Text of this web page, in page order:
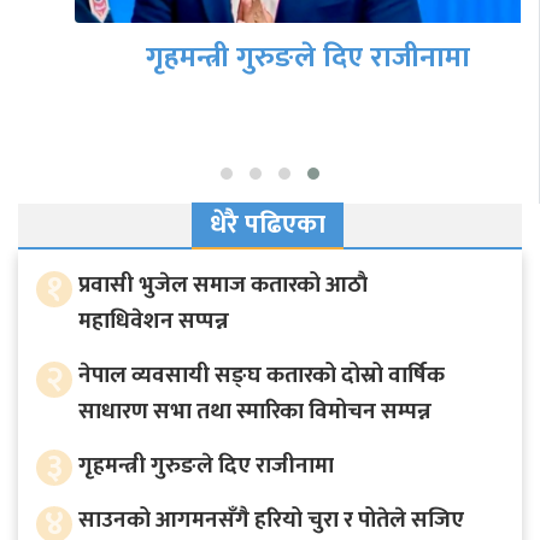
गृहमन्त्री गुरुङले दिए राजीनामा
धेरै पढिएका
१ प्रवासी भुजेल समाज कतारको आठाै
महाधिवेशन सप्पन्न
२ नेपाल व्यवसायी सङ्घ कतारको दोस्रो वार्षिक
साधारण सभा तथा स्मारिका विमोचन सम्पन्न
३ गृहमन्त्री गुरुङले दिए राजीनामा
४ साउनको आगमनसँगै हरियो चुरा र पोतेले सजिए